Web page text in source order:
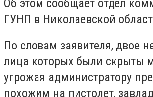
Об этом сообщает отдел
ГУНП в Николаевской
По словам заявителя, двое
лица которых были скрыты
угрожая администратору
похожим на пистолет,